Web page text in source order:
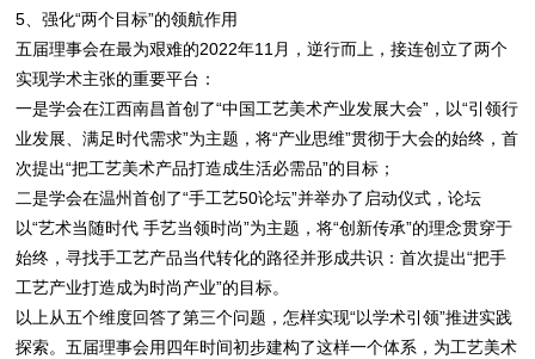
5、强化“两个目标”的领航作用
五届理事会在最为艰难的2022年11月，逆行而上，接连创立了两个
实现学术主张的重要平台：
一是学会在江西南昌首创了“中国工艺美术产业发展大会”，以“引领行
业发展、满足时代需求”为主题，将“产业思维”贯彻于大会的始终，首
次提出“把工艺美术产品打造成生活必需品”的目标；
二是学会在温州首创了“手工艺50论坛”并举办了启动仪式，论坛
以“艺术当随时代 手艺当领时尚”为主题，将“创新传承”的理念贯穿于
始终，寻找手工艺产品当代转化的路径并形成共识：首次提出“把手
工艺产业打造成为时尚产业”的目标。
以上从五个维度回答了第三个问题，怎样实现“以学术引领”推进实践
探索。五届理事会用四年时间初步建构了这样一个体系，为工艺美术